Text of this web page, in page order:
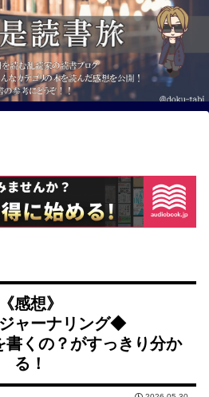
《感想》
ャーナリング◆
書くの？がすっきり分か
る！